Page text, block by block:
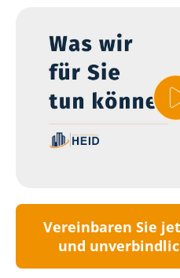
Vereinbaren Sie
und